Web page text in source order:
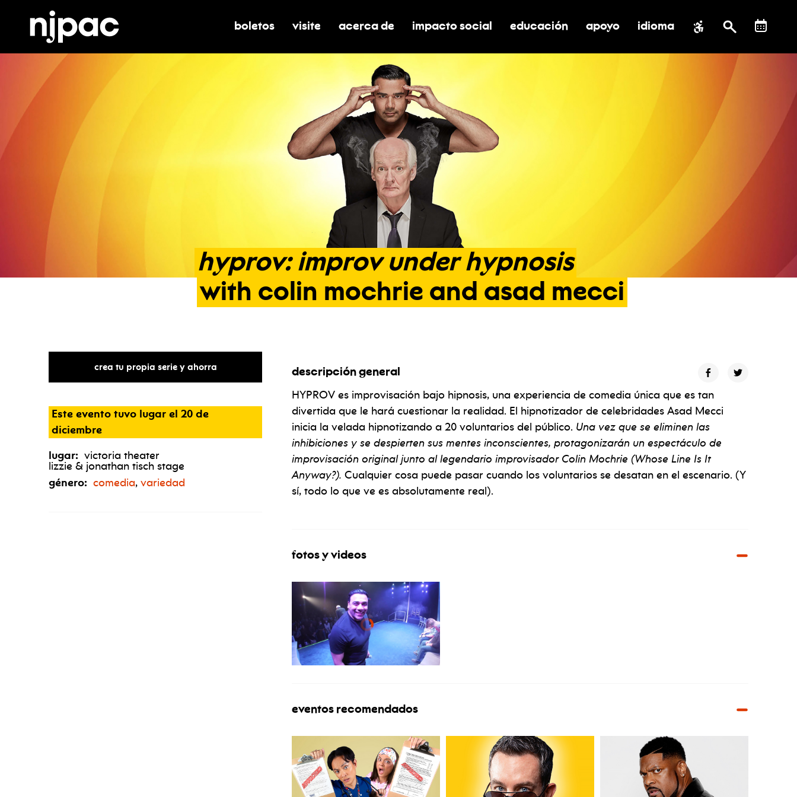
alternar submenú de boletos
boletos alternar submenú de visite
visite alternar submenú de acerca de
acerca de activar/desactivar el submenú de impacto social
impacto social alternar submenú de educación
educación alternar submenú de asistencia
apoyo idioma
hyprov: improv under hypnosis
with colin mochrie and asad mecci
crea tu propia serie y ahorra
Este evento tuvo lugar el 20 de
diciembre
lugar: victoria theater
lizzie & jonathan tisch stage
género: comedia, variedad
descripción general
HYPROV es improvisación bajo hipnosis, una experiencia de comedia única que es tan
divertida que le hará cuestionar la realidad. El hipnotizador de celebridades Asad Mecci
inicia la velada hipnotizando a 20 voluntarios del público. Una vez que se eliminen las
inhibiciones y se despierten sus mentes inconscientes, protagonizarán un espectáculo de
improvisación original junto al legendario improvisador Colin Mochrie (Whose Line Is It
Anyway?). Cualquier cosa puede pasar cuando los voluntarios se desatan en el escenario. (Y
sí, todo lo que ve es absolutamente real).
fotos y videos
eventos recomendados